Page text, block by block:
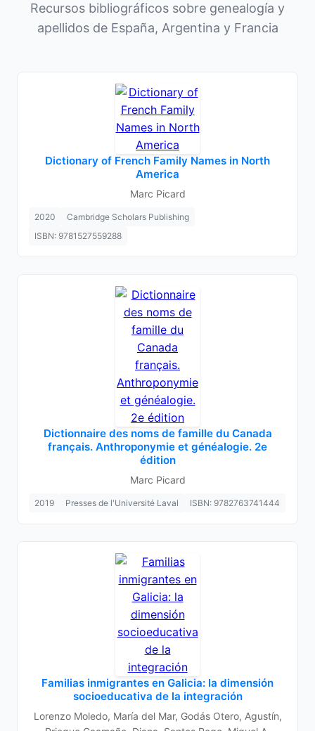
Recursos bibliográficos sobre genealogía y
apellidos de España, Argentina y Francia
Dictionary of French Family Names in North
America
Marc Picard
2020
Cambridge Scholars Publishing
ISBN: 9781527559288
Dictionnaire des noms de famille du Canada
français. Anthroponymie et généalogie. 2e
édition
Marc Picard
2019 Presses de l'Université Laval ISBN: 9782763741444
Familias inmigrantes en Galicia: la dimensión
socioeducativa de la integración
Lorenzo Moledo, María del Mar, Godás Otero, Agustín,